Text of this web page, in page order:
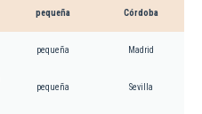
pequeña Córdoba
pequeña Madrid
pequeña Sevilla